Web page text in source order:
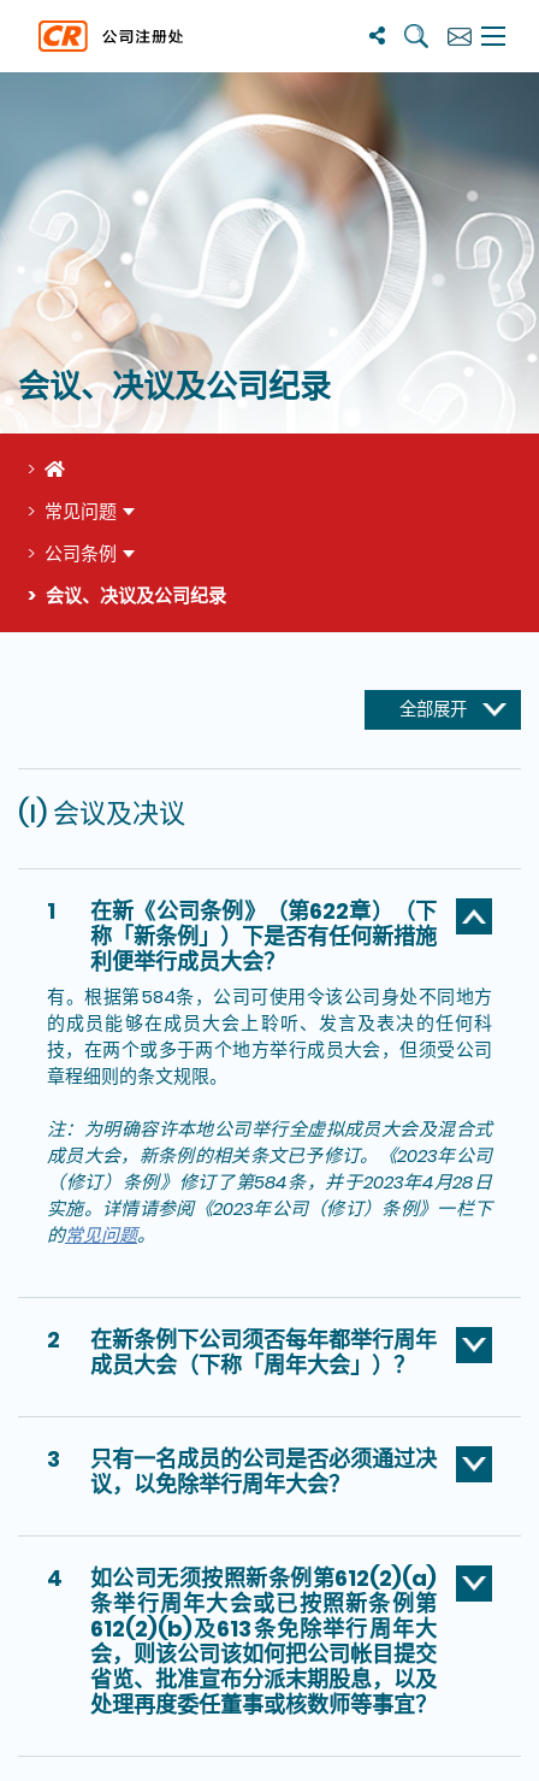
搜尋 訂閱主選
会议、决议及公司纪录
首页
常见问题
公司条例
会议、决议及公司纪录
全部展开
(I) 会议及决议
1
在新《公司条例》（第622章）（下
称「新条例」）下是否有任何新措施
利便举行成员大会？
有。根据第584条，公司可使用令该公司身处不同地方
的成员能够在成员大会上聆听、发言及表决的任何科
技，在两个或多于两个地方举行成员大会，但须受公司
章程细则的条文规限。
注：为明确容许本地公司举行全虚拟成员大会及混合式
成员大会，新条例的相关条文已予修订。《2023年公司
（修订）条例》修订了第584条，并于2023年4月28日
实施。详情请参阅《2023年公司（修订）条例》一栏下
的常见问题。
2
在新条例下公司须否每年都举行周年
成员大会（下称「周年大会」）？
3
只有一名成员的公司是否必须通过决
议，以免除举行周年大会？
4
如公司无须按照新条例第612(2)(a)
条举行周年大会或已按照新条例第
612(2)(b)及613条免除举行周年大
会，则该公司该如何把公司帐目提交
省览、批准宣布分派末期股息，以及
处理再度委任董事或核数师等事宜？